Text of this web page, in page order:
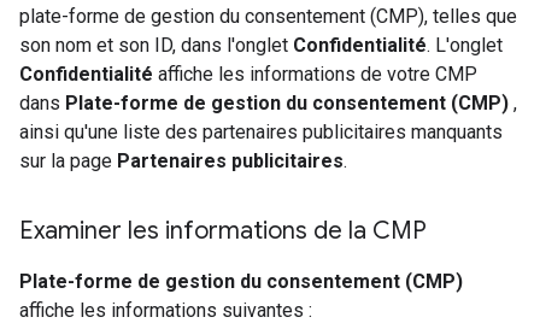
plate-forme de gestion du consentement (CMP), telles que
son nom et son ID, dans l'onglet Confidentialité. L'onglet
Confidentialité affiche les informations de votre CMP
dans Plate-forme de gestion du consentement (CMP) ,
ainsi qu'une liste des partenaires publicitaires manquants
sur la page Partenaires publicitaires.
Examiner les informations de la CMP
Plate-forme de gestion du consentement (CMP)
affiche les informations suivantes :